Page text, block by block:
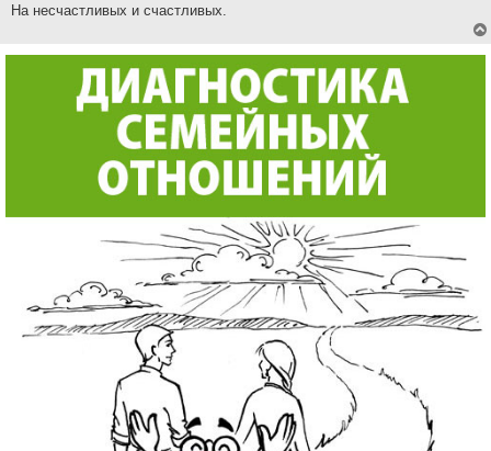
На несчастливых и счастливых.